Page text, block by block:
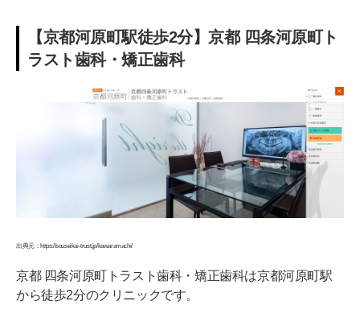
【京都河原町駅徒歩2分】京都 四条河原町ト
ラスト歯科・矯正歯科
出典元：https://souseikai-trust.jp/kawaramachi/
京都 四条河原町トラスト歯科・矯正歯科は京都河原町駅
から徒歩2分のクリニックです。